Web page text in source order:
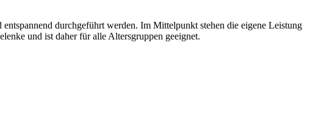
durchgeführt werden. Im Mittelpunkt stehen die eigene Leistung
und ist daher für alle Altersgruppen geeignet.